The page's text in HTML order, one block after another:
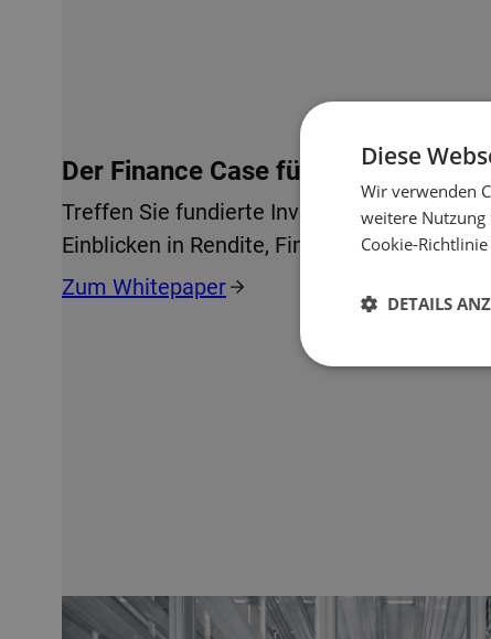
Der Finance Case für
Treffen Sie fundierte
Einblicken in Rendite, Finanzierung und
Zum Whitepaper
Diese
Wir verwenden
weitere Nutzung
Cookie-Richtlinie
DETAILS